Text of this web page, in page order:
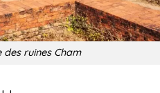
des ruines Cham